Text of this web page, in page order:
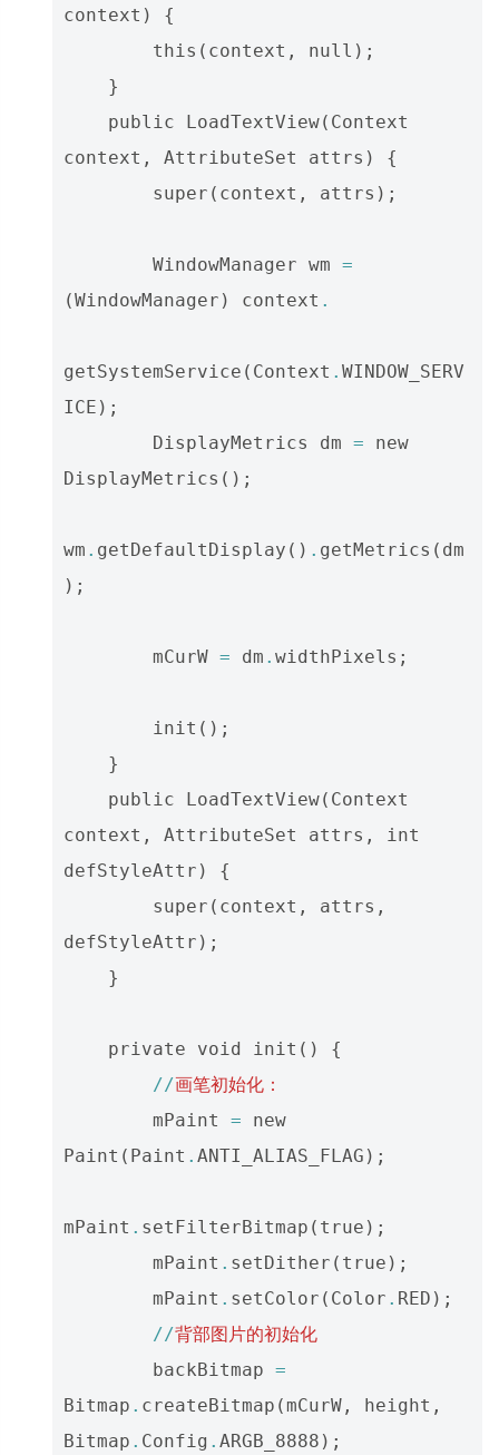
context )
{
this ( context , null );
}
public
LoadTextView( Context
context , AttributeSet attrs )
{
super ( context , attrs );
WindowManager wm =
(WindowManager ) context .
getSystemService ( Context . WINDOW_SERV
ICE );
DisplayMetrics
dm =
new
DisplayMetrics ();
wm . getDefaultDisplay () . getMetrics ( dm
);
mCurW = dm . widthPixels ;
init ();
}
public
LoadTextView( Context
context , AttributeSet attrs ,
int
defStyleAttr )
{
super ( context , attrs ,
defStyleAttr );
}
private void init ()
{
//画笔初始化：
mPaint
=
new
Paint ( Paint . ANTI_ALIAS_FLAG );
mPaint . setFilterBitmap ( true );
mPaint . setDither ( true );
mPaint . setColor ( Color . RED );
//背部图片的初始化
backBitmap =
Bitmap . createBitmap (mCurW , height ,
Bitmap . Config . ARGB_8888 );